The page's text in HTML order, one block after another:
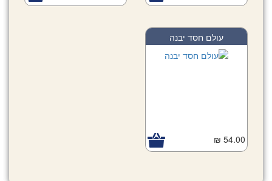
עולם חסד יבנה
54.00 ₪